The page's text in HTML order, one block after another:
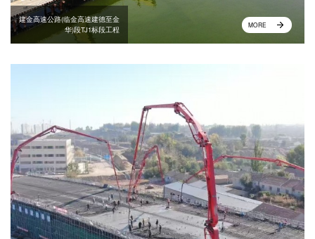
建金高速公路(临金高速建德至金
华)段TJ1标段工程
MORE